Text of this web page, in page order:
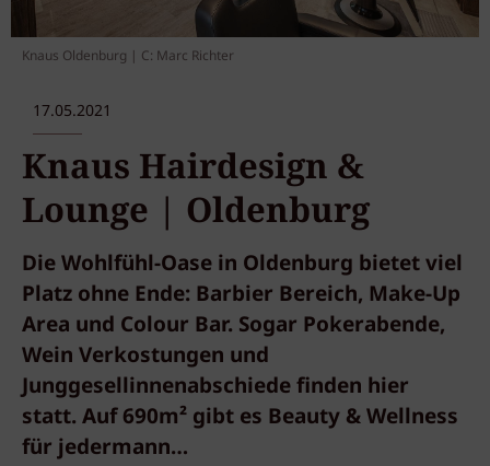
Knaus Oldenburg | C: Marc Richter
17.05.2021
Knaus Hairdesign &
Lounge | Oldenburg
Die Wohlfühl-Oase in Oldenburg bietet viel
Platz ohne Ende: Barbier Bereich, Make-Up
Area und Colour Bar. Sogar Pokerabende,
Wein Verkostungen und
Junggesellinnenabschiede finden hier
statt. Auf 690m² gibt es Beauty & Wellness
für jedermann…